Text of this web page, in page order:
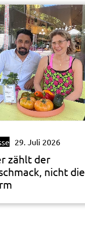
29. Juli 2026
zählt der
nicht die